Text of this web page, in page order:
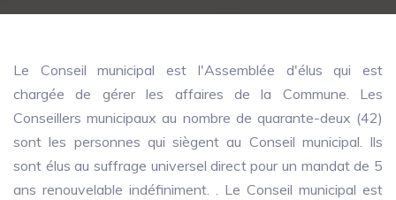
Le Conseil municipal est l'Assemblée d'élus qui est
chargée de gérer les affaires de la Commune. Les
Conseillers municipaux au nombre de quarante-deux (42)
sont les personnes qui siègent au Conseil municipal. Ils
sont élus au suffrage universel direct pour un mandat de 5
ans renouvelable indéfiniment. . Le Conseil municipal est